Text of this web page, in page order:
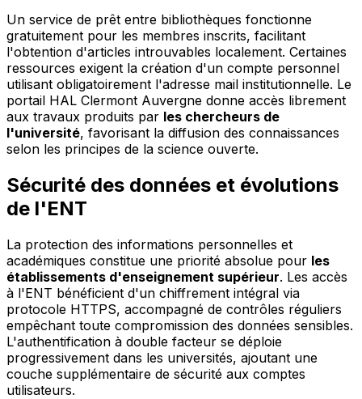
Un service de prêt entre bibliothèques fonctionne
gratuitement pour les membres inscrits, facilitant
l'obtention d'articles introuvables localement. Certaines
ressources exigent la création d'un compte personnel
utilisant obligatoirement l'adresse mail institutionnelle. Le
portail HAL Clermont Auvergne donne accès librement
aux travaux produits par les chercheurs de
l'université, favorisant la diffusion des connaissances
selon les principes de la science ouverte.
Sécurité des données et évolutions
de l'ENT
La protection des informations personnelles et
académiques constitue une priorité absolue pour les
établissements d'enseignement supérieur. Les accès
à l'ENT bénéficient d'un chiffrement intégral via
protocole HTTPS, accompagné de contrôles réguliers
empêchant toute compromission des données sensibles.
L'authentification à double facteur se déploie
progressivement dans les universités, ajoutant une
couche supplémentaire de sécurité aux comptes
utilisateurs.